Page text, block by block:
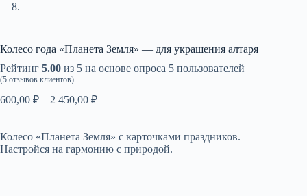
Колесо года «Планета Земля» — для украшения алтаря
Рейтинг 5.00 из 5 на основе опроса 5 пользователей
(5 отзывов клиентов)
600,00 ₽ – 2 450,00 ₽Диапазон
–
2
Колесо «Планета Земля» с карточками праздников.
Настройся на гармонию с природой.